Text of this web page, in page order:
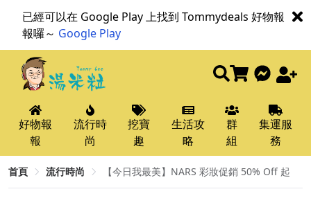
已經可以在 Google Play 上找到 Tommydeals 好物報
報囉～ Google Play
好物報
報
流行時
尚
挖寶
趣
生活攻
略
群
組
集運服
務
首頁 流行時尚 【今日我最美】NARS 彩妝促銷 50% Off 起